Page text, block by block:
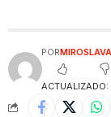
POR